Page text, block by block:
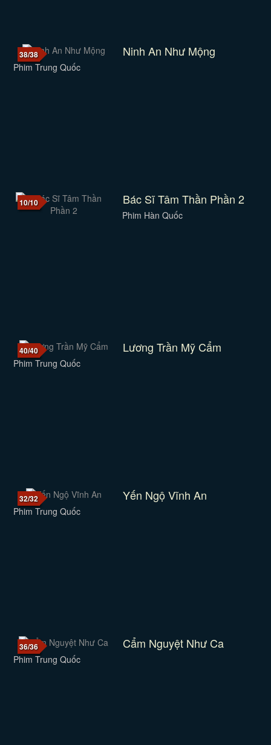
38/38 Ninh An Như Mộng
Phim Trung Quốc
10/10 Bác Sĩ Tâm Thần Phần 2
Phim Hàn Quốc
40/40 Lương Trần Mỹ Cẩm
Phim Trung Quốc
32/32 Yến Ngộ Vĩnh An
Phim Trung Quốc
36/36 Cẩm Nguyệt Như Ca
Phim Trung Quốc